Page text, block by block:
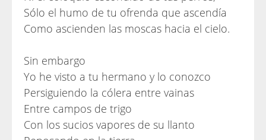
Sólo el humo de tu ofrenda que ascendía
Como ascienden las moscas hacia el cielo.
Sin embargo
Yo he visto a tu hermano y lo conozco
Persiguiendo la cólera entre vainas
Entre campos de trigo
Con los sucios vapores de su llanto